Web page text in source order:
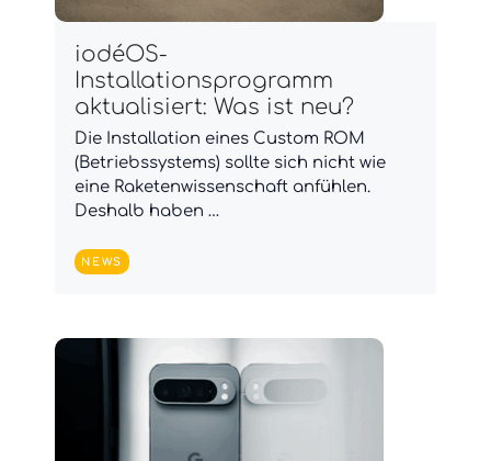
iodéOS-
Installationsprogramm
aktualisiert: Was ist neu?
Die Installation eines Custom ROM
(Betriebssystems) sollte sich nicht wie
eine Raketenwissenschaft anfühlen.
Deshalb haben …
NEWS